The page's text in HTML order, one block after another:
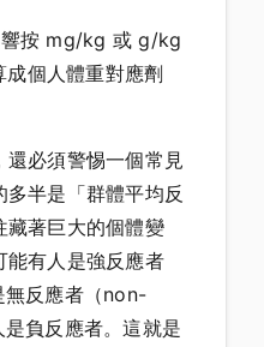
響按 mg/kg 或 g/kg
個人體重對應劑
必須警惕一個常見
半是「群體平均反
藏著巨大的個體變
能有人是強反應者
無反應者（non-
負反應者。這就是